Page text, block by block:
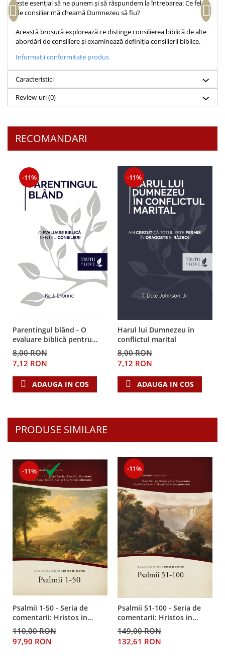
Teologie
A doua venire
Apologetica
Dogmatica
Misiune
Viata crestina
Contemporaneitate
Diverse
Slujire
Suferinta
Viata din belsug
Viata de zi cu zi
Despre afaceri
Dezvoltare personala
Mediu
Sanatate / nutritie
este esențial să ne punem și să răspundem la întrebarea: Ce fel
de consilier mă ​​cheamă Dumnezeu să fiu?
Această broșură explorează ce distinge consilierea biblică de alte
abordări de consiliere și examinează definiția consilierii biblice.
Informatii conformitate produs
Caracteristici
Review-uri(0)
RECOMANDARI
-11%
Parentingul blând - O
evaluare biblică pentru
consilieri
8,00 RON
7,12 RON
ADAUGA IN COS
-11%
Harul lui Dumnezeu in
conflictul marital
8,00 RON
7,12 RON
ADAUGA IN COS
PRODUSE SIMILARE
-11%
Psalmii 1-50 - Seria de
comentarii: Hristos in
centru
110,00 RON
97,90 RON
-11%
Psalmii 51-100 - Seria de
comentarii: Hristos in
centru
149,00 RON
132,61 RON